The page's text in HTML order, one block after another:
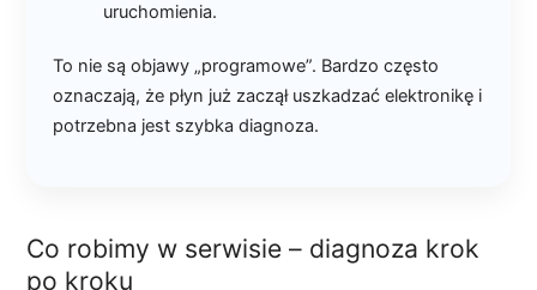
uruchomienia.
To nie są objawy „programowe”. Bardzo często
oznaczają, że płyn już zaczął uszkadzać elektronikę i
potrzebna jest szybka diagnoza.
Co robimy w serwisie – diagnoza krok
po kroku